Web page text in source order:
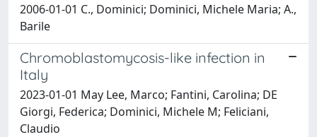
2006-01-01 C., Dominici; Dominici, Michele Maria; A.,
Barile
Chromoblastomycosis-like infection in
Italy
2023-01-01 May Lee, Marco; Fantini, Carolina; DE
Giorgi, Federica; Dominici, Michele M; Feliciani,
Claudio